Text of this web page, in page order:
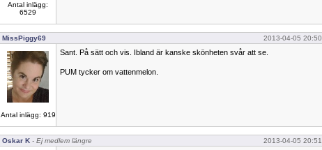
Antal inlägg:
6529
MissPiggy69 2013-04-05 20:50
Antal inlägg: 919
Sant. På sätt och vis. Ibland är kanske skönheten svår att se.
PUM tycker om vattenmelon.
Oskar K - Ej medlem längre 2013-04-05 20:51